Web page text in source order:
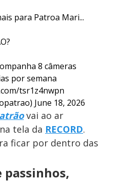
para Patroa Mari...
8 câmeras
por semana
tsr1z4nwpn
June 18, 2026
vai ao ar
tela da RECORD.
ficar por dentro das
passinhos,